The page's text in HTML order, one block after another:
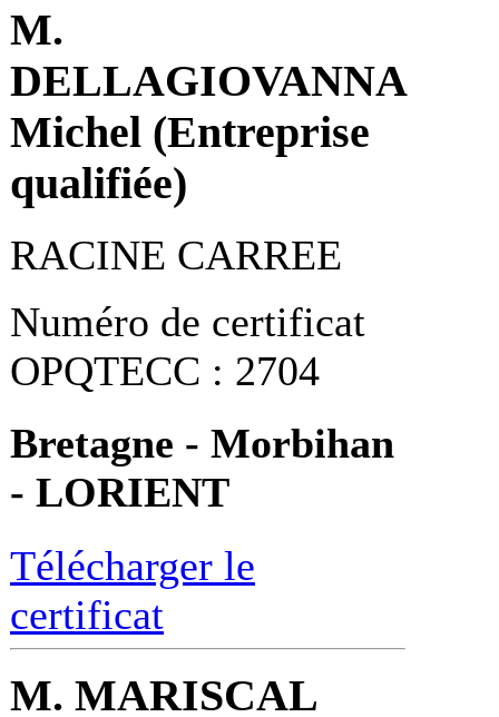
M.
DELLAGIOVANNA
Michel (Entreprise
qualifiée)
RACINE CARREE
Numéro de certificat
OPQTECC : 2704
Bretagne - Morbihan
- LORIENT
Télécharger le
certificat
M. MARISCAL